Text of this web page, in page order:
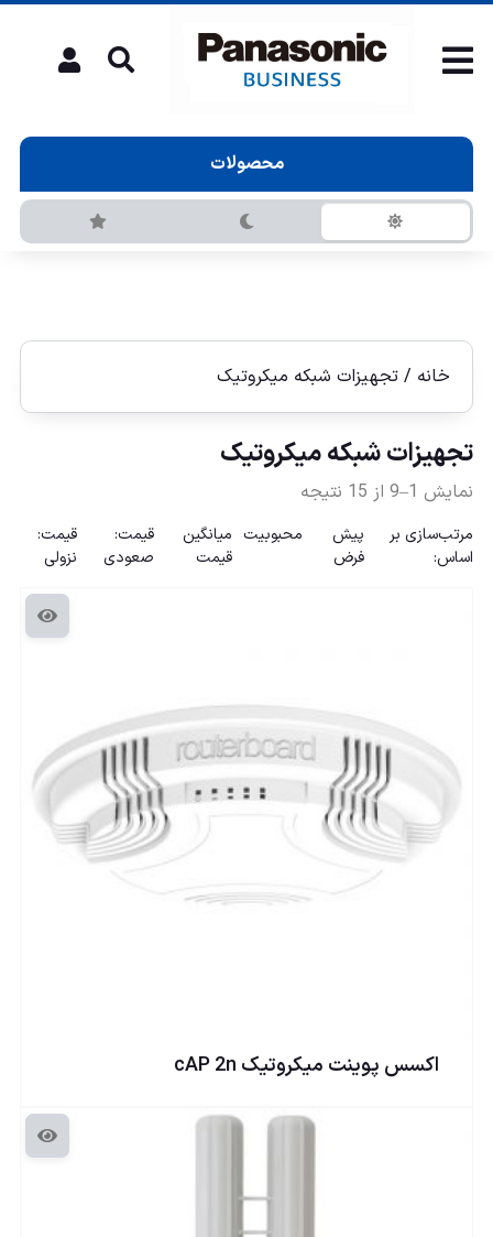
محصولات
خانه / تجهیزات شبکه میکروتیک
تجهیزات شبکه میکروتیک
نمایش 1–9 از 15 نتیجه
مرتب‌سازی بر
اساس:
پیش
فرض
محبوبیت میانگین
قیمت
قیمت:
صعودی
قیمت:
نزولی
اكسس پوينت ميكروتيک cAP 2n